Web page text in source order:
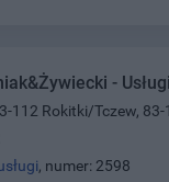
-
112 Rokitki/Tczew, 83-
, numer: 2598